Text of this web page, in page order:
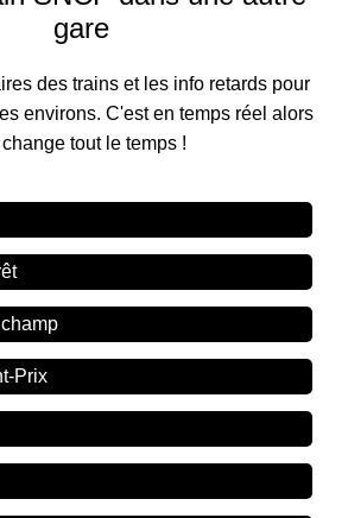
gare
des trains et les info retards pour
environs. C'est en temps réel alors
tout le temps !
Prix